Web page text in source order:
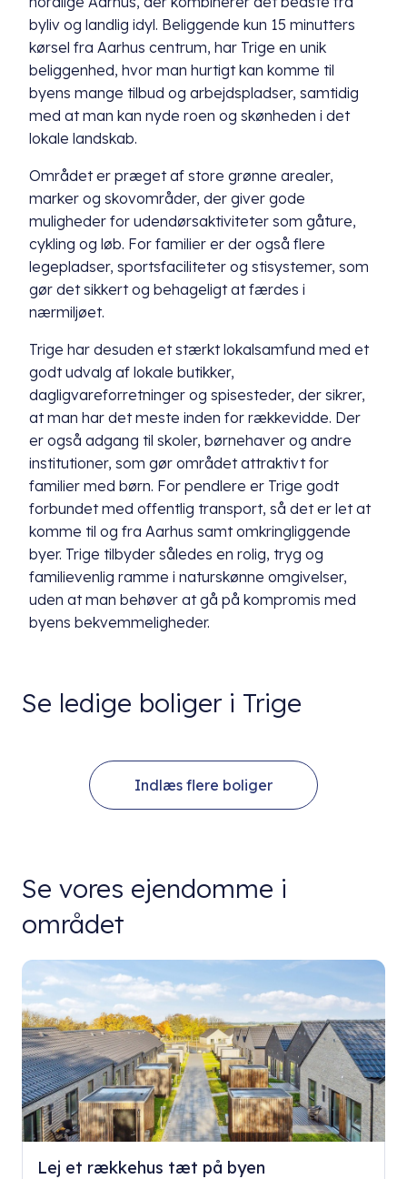
byliv og landlig idyl. Beliggende kun 15 minutters
kørsel fra Aarhus centrum, har Trige en unik
beliggenhed, hvor man hurtigt kan komme til
byens mange tilbud og arbejdspladser, samtidig
med at man kan nyde roen og skønheden i det
lokale landskab.
Området er præget af store grønne arealer,
marker og skovområder, der giver gode
muligheder for udendørsaktiviteter som gåture,
cykling og løb. For familier er der også flere
legepladser, sportsfaciliteter og stisystemer, som
gør det sikkert og behageligt at færdes i
nærmiljøet.
Trige har desuden et stærkt lokalsamfund med et
godt udvalg af lokale butikker,
dagligvareforretninger og spisesteder, der sikrer,
at man har det meste inden for rækkevidde. Der
er også adgang til skoler, børnehaver og andre
institutioner, som gør området attraktivt for
familier med børn. For pendlere er Trige godt
forbundet med offentlig transport, så det er let at
komme til og fra Aarhus samt omkringliggende
byer. Trige tilbyder således en rolig, tryg og
familievenlig ramme i naturskønne omgivelser,
uden at man behøver at gå på kompromis med
byens bekvemmeligheder.
Se ledige boliger i Trige
Indlæs flere boliger
Se vores ejendomme i
området
Lej et rækkehus tæt på byen